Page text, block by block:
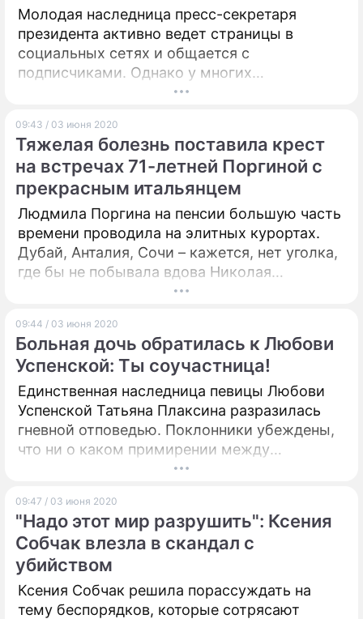
Молодая наследница пресс-секретаря
президента активно ведет страницы в
социальных сетях и общается с
подписчиками. Однако у многих
представителей власти и их семей есть
девушку.
09:43 / 03 июня 2020
Тяжелая болезнь поставила крест
на встречах 71-летней Поргиной с
прекрасным итальянцем
Людмила Поргина на пенсии большую часть
времени проводила на элитных курортах.
Дубай, Анталия, Сочи – кажется, нет уголка,
где бы не побывала вдова Николая
Караченцова. Особенная тяга у нее к
09:44 / 03 июня 2020
Больная дочь обратилась к Любови
Успенской: Ты соучастница!
Единственная наследница певицы Любови
Успенской Татьяна Плаксина разразилась
гневной отповедью. Поклонники убеждены,
что ни о каком примирении между
артисткой и ее дочкой не может идти и
09:47 / 03 июня 2020
"Надо этот мир разрушить": Ксения
Собчак влезла в скандал с
убийством
Ксения Собчак решила порассуждать на
тему беспорядков, которые сотрясают